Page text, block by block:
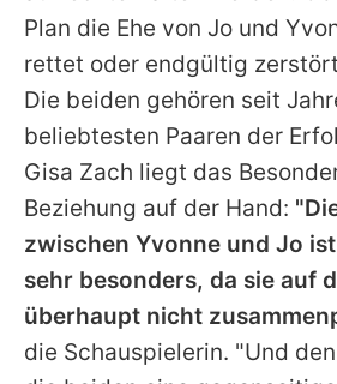
Plan die Ehe von Jo und
rettet oder endgültig
Die beiden gehören seit
beliebtesten Paaren der
Gisa Zach liegt das
Beziehung auf der Hand:
zwischen Yvonne und Jo
sehr besonders, da sie auf
überhaupt nicht
die Schauspielerin. "Und